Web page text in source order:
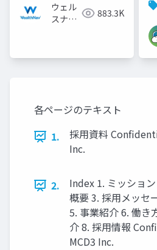
ウェル
スナビ
883.3K
各ページのテキスト
1.
採用資料
Inc.
2.
Index 1. ミッショ
概要 3. 採用メッセ
5. 事業紹介 6. 働き
介 8. 採用情報
MCD3 Inc.